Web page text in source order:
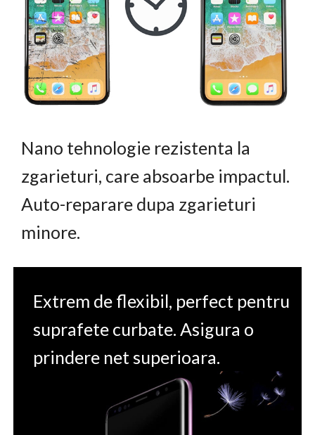
Nano tehnologie rezistenta la
zgarieturi, care absoarbe impactul.
Auto-reparare dupa zgarieturi
minore.
Extrem de flexibil, perfect pentru
suprafete curbate. Asigura o
prindere net superioara.